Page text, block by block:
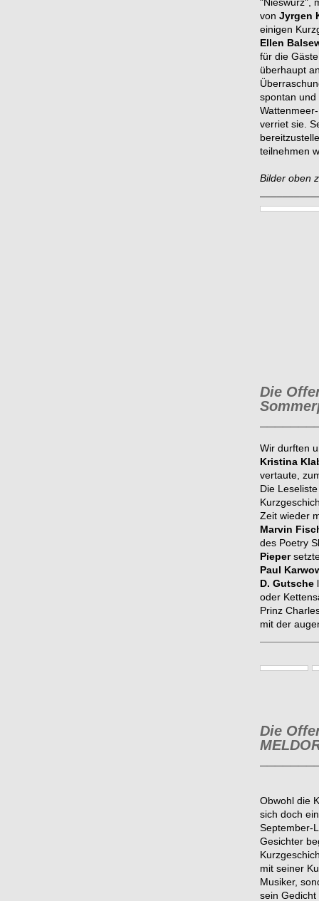
von Jyrgen
einigen
Ellen
für die
überhaupt
spontan
verriet sie.
teilnehmen
Bilder oben
Die
Wir durften
Kristina
vertaute,
Die
Zeit wieder
Marvin
des Poetry
Pieper
Paul
D. Gutsche
oder
Prinz
mit der
Die
Obwohl die
sich doch
September-
Gesichter
mit seiner
Musiker,
sein